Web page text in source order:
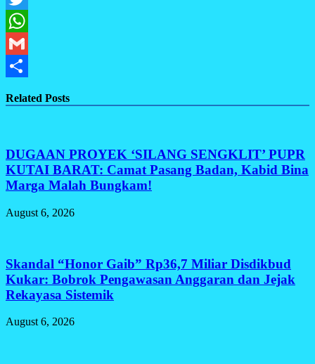
Twitter
WhatsApp
Gmail
Related Posts
DUGAAN PROYEK ‘SILANG SENGKLIT’ PUPR
KUTAI BARAT: Camat Pasang Badan, Kabid Bina
Marga Malah Bungkam!
August 6, 2026
Skandal “Honor Gaib” Rp36,7 Miliar Disdikbud
Kukar: Bobrok Pengawasan Anggaran dan Jejak
Rekayasa Sistemik
August 6, 2026